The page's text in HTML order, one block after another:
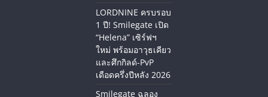
LORDNINE ครบรอบ
1 ปี! Smilegate เปิด
“Helena” เซิร์ฟฯ
ใหม่ พร้อมอาวุธเคียว
และศึกกิลด์-PvP
เดือดครึ่งปีหลัง 2026
Smilegate ฉลอง